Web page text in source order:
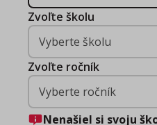
Zvoľte školu
Vyberte školu
Zvoľte ročník
Vyberte ročník
Nenašiel si svoju